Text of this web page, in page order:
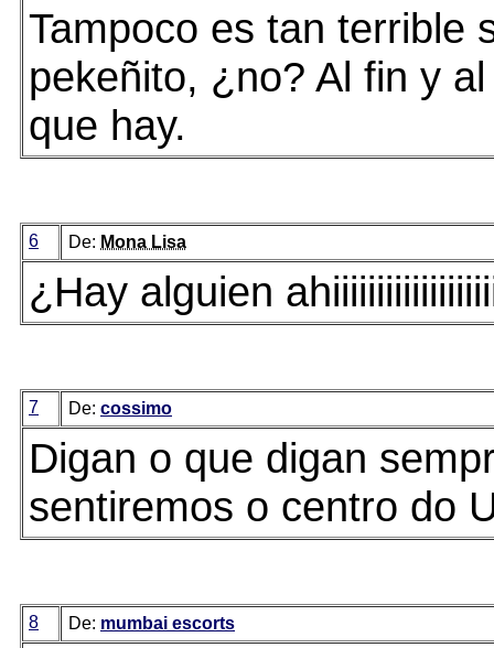
Tampoco es tan terrible
pekeñito, ¿no? Al fin y
que hay.
6 De: Mona Lisa
¿Hay alguien
7 De: cossimo
Digan o que digan
sentiremos o centro do
8 De: mumbai escorts